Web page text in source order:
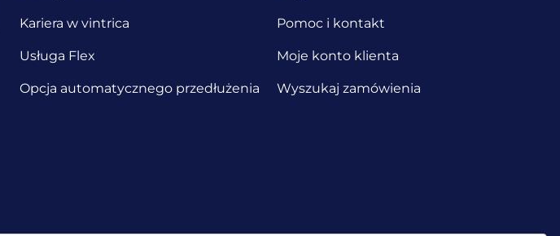
Kariera w vintrica
Usługa Flex
Opcja automatycznego przedłużenia
Pomoc i kontakt
Moje konto klienta
Wyszukaj zamówienia